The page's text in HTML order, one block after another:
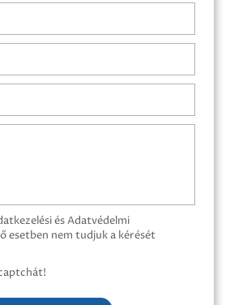
és Adatvédelmi
esetben nem tudjuk a kérését